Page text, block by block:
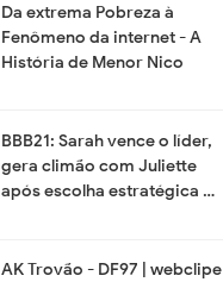
Da extrema Pobreza à
Fenômeno da internet - A
História de Menor Nico
BBB21: Sarah vence o líder,
gera climão com Juliette
após escolha estratégica e
AK Trovão - DF97 | webclipe